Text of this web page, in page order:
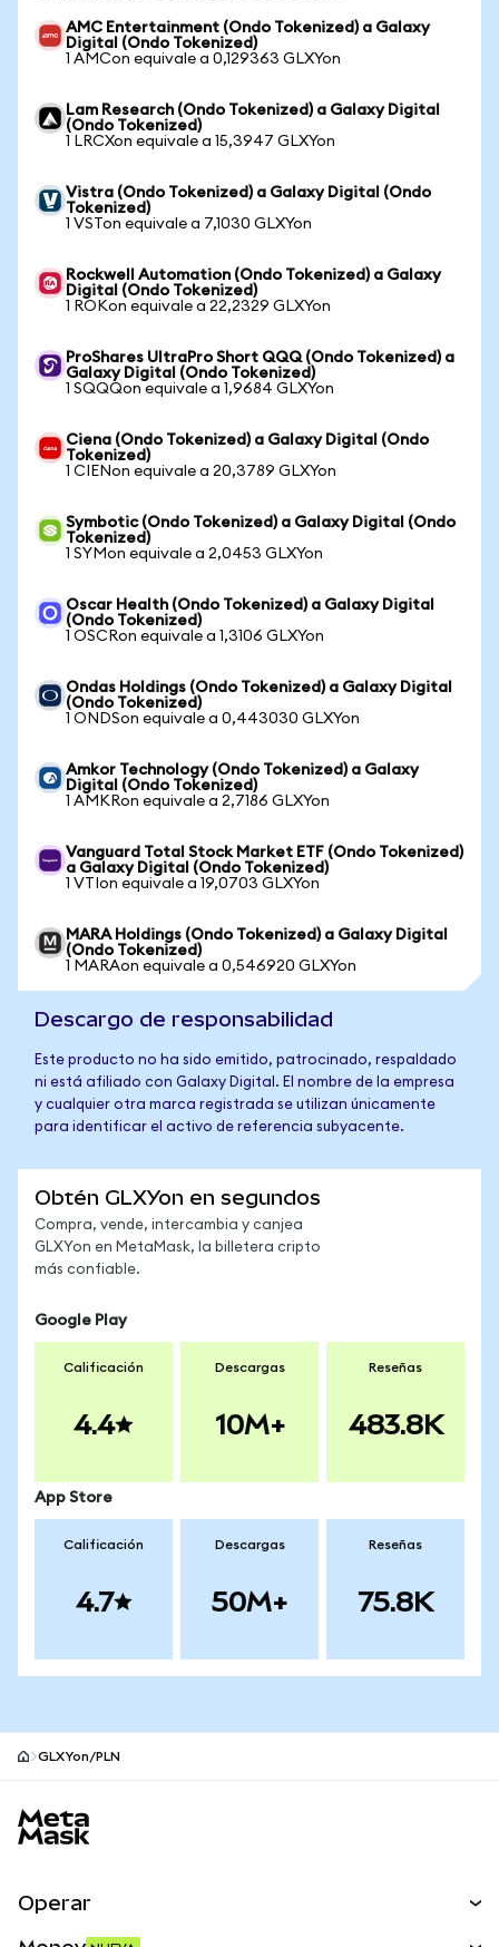
AMC Entertainment (Ondo Tokenized) a Galaxy
Digital (Ondo Tokenized)
1 AMCon equivale a 0,129363 GLXYon
Lam Research (Ondo Tokenized) a Galaxy Digital
(Ondo Tokenized)
1 LRCXon equivale a 15,3947 GLXYon
Vistra (Ondo Tokenized) a Galaxy Digital (Ondo
Tokenized)
1 VSTon equivale a 7,1030 GLXYon
Rockwell Automation (Ondo Tokenized) a Galaxy
Digital (Ondo Tokenized)
1 ROKon equivale a 22,2329 GLXYon
ProShares UltraPro Short QQQ (Ondo Tokenized) a
Galaxy Digital (Ondo Tokenized)
1 SQQQon equivale a 1,9684 GLXYon
Ciena (Ondo Tokenized) a Galaxy Digital (Ondo
Tokenized)
1 CIENon equivale a 20,3789 GLXYon
Symbotic (Ondo Tokenized) a Galaxy Digital (Ondo
Tokenized)
1 SYMon equivale a 2,0453 GLXYon
Oscar Health (Ondo Tokenized) a Galaxy Digital
(Ondo Tokenized)
1 OSCRon equivale a 1,3106 GLXYon
Ondas Holdings (Ondo Tokenized) a Galaxy Digital
(Ondo Tokenized)
1 ONDSon equivale a 0,443030 GLXYon
Amkor Technology (Ondo Tokenized) a Galaxy
Digital (Ondo Tokenized)
1 AMKRon equivale a 2,7186 GLXYon
Vanguard Total Stock Market ETF (Ondo Tokenized)
a Galaxy Digital (Ondo Tokenized)
1 VTIon equivale a 19,0703 GLXYon
MARA Holdings (Ondo Tokenized) a Galaxy Digital
(Ondo Tokenized)
1 MARAon equivale a 0,546920 GLXYon
Descargo de responsabilidad
Este producto no ha sido emitido, patrocinado, respaldado
ni está afiliado con Galaxy Digital. El nombre de la empresa
y cualquier otra marca registrada se utilizan únicamente
para identificar el activo de referencia subyacente.
Obtén GLXYon en segundos
Compra, vende, intercambia y canjea
GLXYon en MetaMask, la billetera cripto
más confiable.
Google Play
Calificación
4.4
Descargas
10M+
Reseñas
483.8K
App Store
Calificación
4.7
Descargas
50M+
Reseñas
75.8K
GLXYon/PLN
Operar